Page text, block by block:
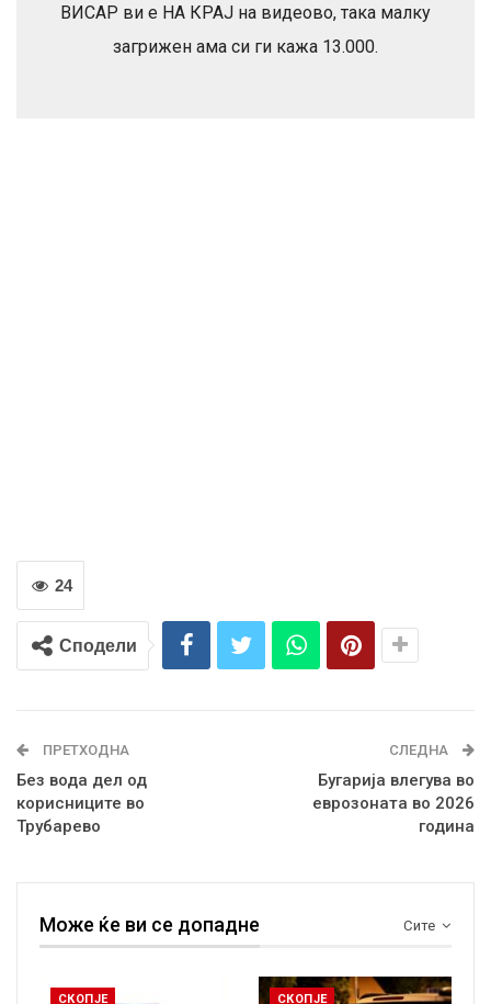
ВИСАР ви е НА КРАЈ на видеово, така малку
загрижен ама си ги кажа 13.000.
24
Сподели
ПРЕТХОДНА
Без вода дел од
корисниците во
Трубарево
СЛЕДНА
Бугарија влегува во
еврозоната во 2026
година
Сите
Може ќе ви се допадне
СКОПЈЕ СКОПЈЕ